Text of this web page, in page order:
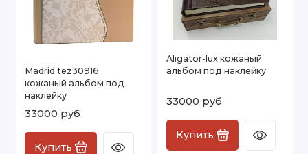
Madrid tez30916
кожаный альбом под
наклейку
33000 руб
Купить
Aligator-lux кожаный
альбом под наклейку
33000 руб
Купить